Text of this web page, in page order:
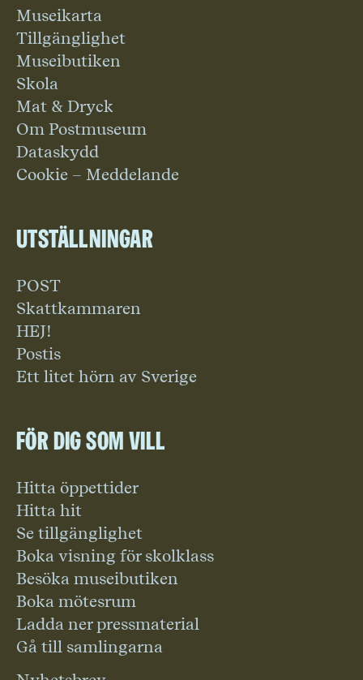
Museikarta
Tillgänglighet
Museibutiken
Skola
Mat & Dryck
Om Postmuseum
Dataskydd
Cookie – Meddelande
Utställningar
POST
Skattkammaren
HEJ!
Postis
Ett litet hörn av Sverige
För dig som vill
Hitta öppettider
Hitta hit
Se tillgänglighet
Boka visning för skolklass
Besöka museibutiken
Boka mötesrum
Ladda ner pressmaterial
Gå till samlingarna